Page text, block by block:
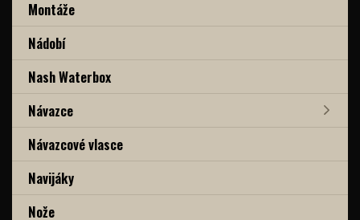
Montáže
Nádobí
Nash Waterbox
Návazce
Návazcové vlasce
Navijáky
Nože